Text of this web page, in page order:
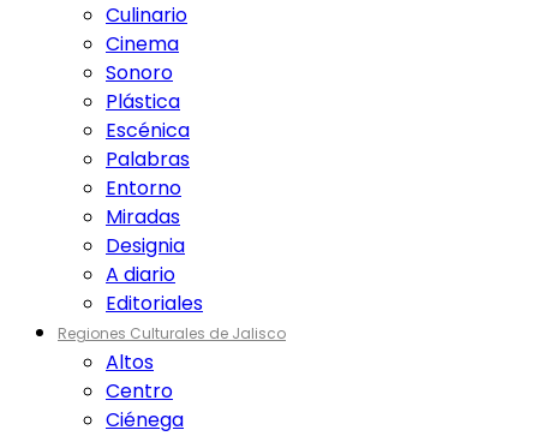
Culinario
Cinema
Sonoro
Plástica
Escénica
Palabras
Entorno
Miradas
Designia
A diario
Editoriales
Regiones Culturales de Jalisco
Altos
Centro
Ciénega